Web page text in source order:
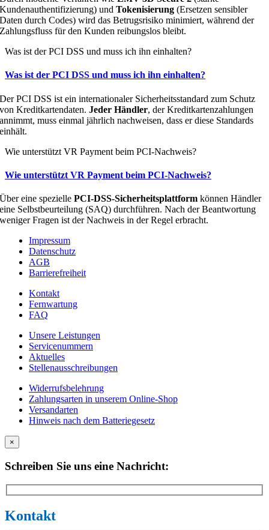
Kundenauthentifizierung) undTokenisierung (Ersetzen sensibler
Daten durch Codes) wird das Betrugsrisiko minimiert, während der
Zahlungsfluss für den Kunden reibungslos bleibt.
Was ist der PCI DSS und muss ich ihn einhalten?
Was ist der PCI DSS und muss ich ihn einhalten?
Der PCI DSS ist ein internationaler Sicherheitsstandard zum Schutz
von Kreditkartendaten.Jeder Händler, der Kreditkartenzahlungen
annimmt, muss einmal jährlich nachweisen, dass er diese Standards
einhält.
Wie unterstützt VR Payment beim PCI-Nachweis?
Wie unterstützt VR Payment beim PCI-Nachweis?
Über eine speziellePCI-DSS-Sicherheitsplattform können Händler
eine Selbstbeurteilung (SAQ) durchführen. Nach der Beantwortung
weniger Fragen ist der Nachweis in der Regel erbracht.
Impressum
Datenschutz
AGB
Barrierefreiheit
Kontakt
Fernwartung
FAQ
Unsere Leistungen
Servicenummern
Aktuelles
Stellenausschreibungen
Widerrufsbelehrung
Zahlungsarten in unserem Online-Shop
Versandarten
Hinweis nach dem Batteriegesetz
×
Schreiben Sie uns eine Nachricht:
Kontakt